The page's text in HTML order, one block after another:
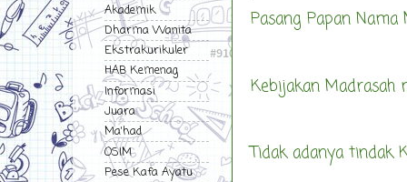
Pasang Papan Nama
Kebijakan Madrasah
Tidak adanya tindak
Akademik
Dharma Wanita
Ekstrakurikuler
HAB Kemenag
Informasi
Juara
Ma'had
OSIM
Pese Kafa Ayatu